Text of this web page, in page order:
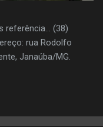
referência... (38)
rua Rodolfo
Janaúba/MG.